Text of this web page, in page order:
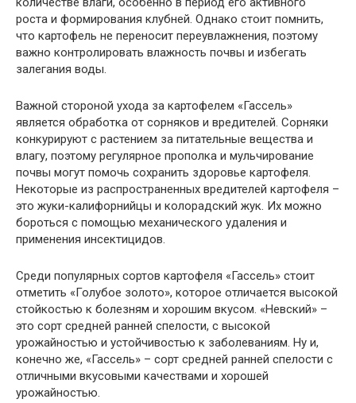
роста и формирования клубней. Однако стоит помнить,
что картофель не переносит переувлажнения, поэтому
важно контролировать влажность почвы и избегать
залегания воды.
Важной стороной ухода за картофелем «Гассель»
является обработка от сорняков и вредителей. Сорняки
конкурируют с растением за питательные вещества и
влагу, поэтому регулярное прополка и мульчирование
почвы могут помочь сохранить здоровье картофеля.
Некоторые из распространенных вредителей картофеля –
это жуки-калифорнийцы и колорадский жук. Их можно
бороться с помощью механического удаления и
применения инсектицидов.
Среди популярных сортов картофеля «Гассель» стоит
отметить «Голубое золото», которое отличается высокой
стойкостью к болезням и хорошим вкусом. «Невский» –
это сорт средней ранней спелости, с высокой
урожайностью и устойчивостью к заболеваниям. Ну и,
конечно же, «Гассель» – сорт средней ранней спелости с
отличными вкусовыми качествами и хорошей
урожайностью.